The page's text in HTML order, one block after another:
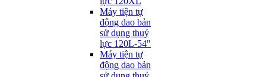
Máy tiện tự
động dao bản
sử dụng thuỷ
lực 120L-54"
Máy tiện tự
động dao bản